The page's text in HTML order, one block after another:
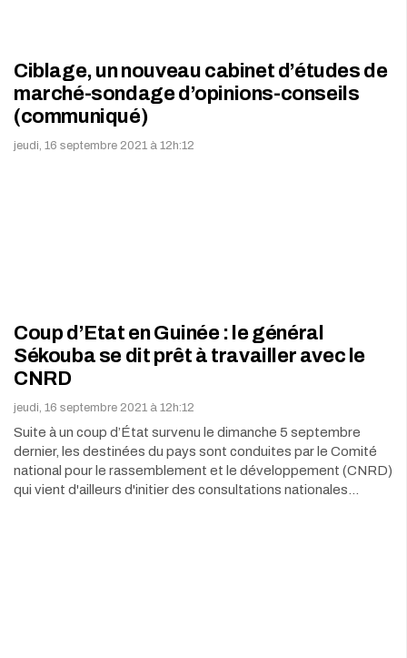
Ciblage, un nouveau cabinet d’études de
marché-sondage d’opinions-conseils
(communiqué)
jeudi, 16 septembre 2021 à 12h:12
Coup d’Etat en Guinée : le général
Sékouba se dit prêt à travailler avec le
CNRD
jeudi, 16 septembre 2021 à 12h:12
Suite à un coup d’État survenu le dimanche 5 septembre
dernier, les destinées du pays sont conduites par le Comité
national pour le rassemblement et le développement (CNRD)
qui vient d'ailleurs d'initier des consultations nationales…